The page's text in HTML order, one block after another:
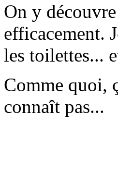
On y
efficacement.
les toilettes...
Comme quoi,
connaît pas...